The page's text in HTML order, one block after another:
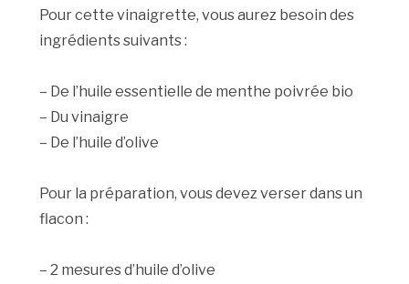
Pour cette vinaigrette, vous aurez besoin des
ingrédients suivants :
– De l’huile essentielle de menthe poivrée bio
– Du vinaigre
– De l’huile d’olive
Pour la préparation, vous devez verser dans un
flacon :
– 2 mesures d’huile d’olive